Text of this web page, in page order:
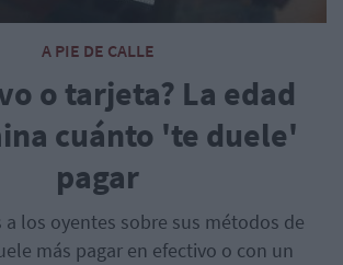
A PIE DE CALLE
o tarjeta? La edad
cuánto 'te duele'
pagar
a los oyentes sobre sus métodos de
más pagar en efectivo o con un